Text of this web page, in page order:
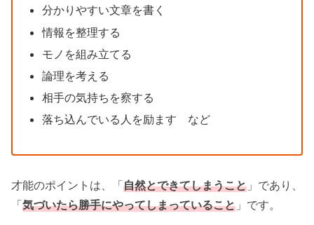
分かりやすい文章を書く
情報を整理する
モノを組み立てる
論理を考える
相手の気持ちを察する
落ち込んでいる人を励ます など
才能のポイントは、「自然とできてしまうこと 」であり、
「気づいたら勝手にやってしまっていること 」です。